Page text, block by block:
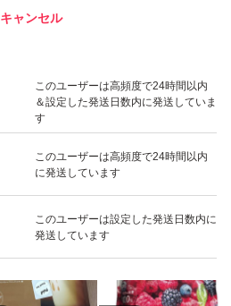
このユーザーは高頻度で24時間以内
＆設定した発送日数内に発送していま
す
このユーザーは高頻度で24時間以内
に発送しています
このユーザーは設定した発送日数内に
発送しています
キャンセル
いいね！
4,350